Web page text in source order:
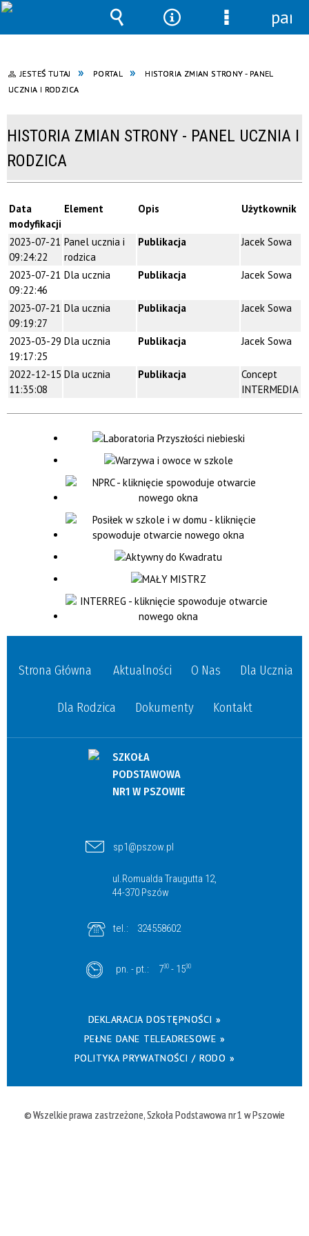
JESTEŚ TUTAJ PORTAL
HISTORIA ZMIAN STRONY - PANEL
UCZNIA I RODZICA
HISTORIA ZMIAN STRONY - PANEL UCZNIA I
RODZICA
Data
modyfikacji
Element Opis Użytkownik
2023-07-21
09:24:22
Panel ucznia i
rodzica
Publikacja Jacek Sowa
2023-07-21
09:22:46
Dla ucznia Publikacja Jacek Sowa
2023-07-21
09:19:27
Dla ucznia Publikacja Jacek Sowa
2023-03-29
19:17:25
Dla ucznia Publikacja Jacek Sowa
2022-12-15
11:35:08
Dla ucznia Publikacja
Concept
INTERMEDIA
Strona Główna Aktualności O Nas Dla Ucznia
Dla Rodzica Dokumenty Kontakt
SZKOŁA
PODSTAWOWA
NR1 W PSZOWIE
sp1@pszow.pl
ul.Romualda Traugutta 12,
44-370 Pszów
tel.: 324558602
pn. - pt.: 730 - 1530
DEKLARACJA DOSTĘPNOŚCI »
PEŁNE DANE TELEADRESOWE »
POLITYKA PRYWATNOŚCI / RODO »
© Wszelkie prawa zastrzeżone, Szkoła Podstawowa nr 1 w Pszowie
Wyszukiwarka
NarzędziaMenu